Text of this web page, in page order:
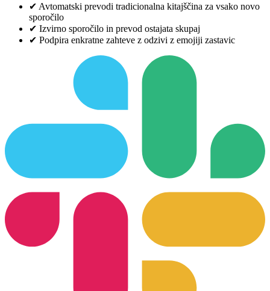
✔ Avtomatski prevodi tradicionalna kitajščina za vsako novo
sporočilo
✔ Izvirno sporočilo in prevod ostajata skupaj
✔ Podpira enkratne zahteve z odzivi z emojiji zastavic